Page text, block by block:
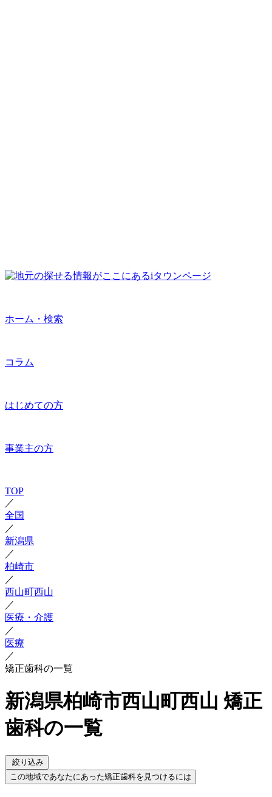
ホーム・検索
コラム
はじめての方
事業主の方
TOP
／
全国
／
新潟県
／
柏崎市
／
西山町西山
／
医療・介護
／
医療
／
矯正歯科の一覧
新潟県柏崎市西山町西山 矯正
歯科の一覧
絞り込み
この地域であなたにあった矯正歯科を見つけるには